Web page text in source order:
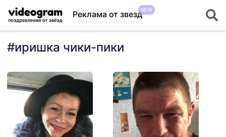
Реклама от звездNEW
#иришка чики-пики